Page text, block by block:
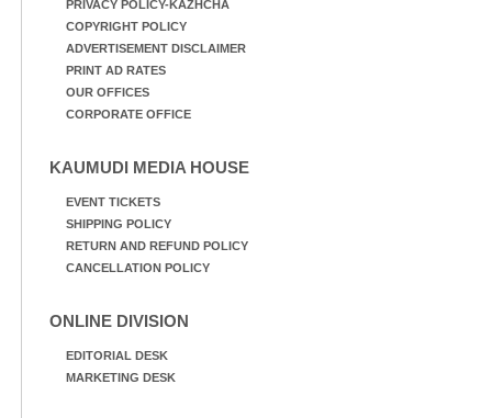
PRIVACY POLICY-KAZHCHA
COPYRIGHT POLICY
ADVERTISEMENT DISCLAIMER
PRINT AD RATES
OUR OFFICES
CORPORATE OFFICE
KAUMUDI MEDIA HOUSE
EVENT TICKETS
SHIPPING POLICY
RETURN AND REFUND POLICY
CANCELLATION POLICY
ONLINE DIVISION
EDITORIAL DESK
MARKETING DESK